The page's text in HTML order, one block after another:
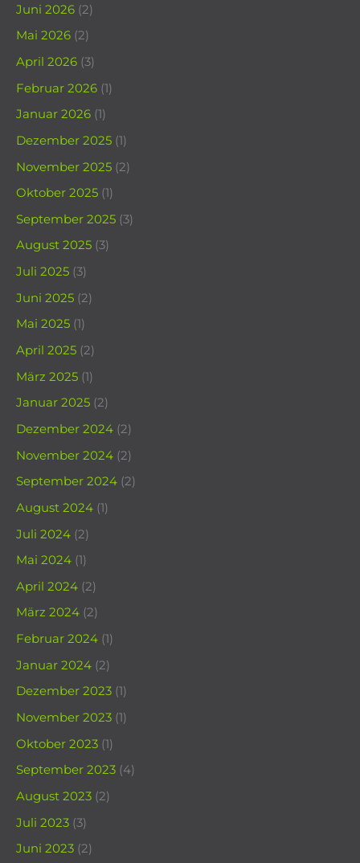
Juni 2026 (2)
Mai 2026 (2)
April 2026 (3)
Februar 2026 (1)
Januar 2026 (1)
Dezember 2025 (1)
November 2025 (2)
Oktober 2025 (1)
September 2025 (3)
August 2025 (3)
Juli 2025 (3)
Juni 2025 (2)
Mai 2025 (1)
April 2025 (2)
März 2025 (1)
Januar 2025 (2)
Dezember 2024 (2)
November 2024 (2)
September 2024 (2)
August 2024 (1)
Juli 2024 (2)
Mai 2024 (1)
April 2024 (2)
März 2024 (2)
Februar 2024 (1)
Januar 2024 (2)
Dezember 2023 (1)
November 2023 (1)
Oktober 2023 (1)
September 2023 (4)
August 2023 (2)
Juli 2023 (3)
Juni 2023 (2)